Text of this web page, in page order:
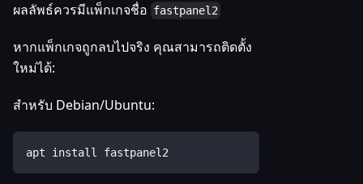
ผลลัพธ์ควรมีแพ็กเกจชื่อ fastpanel2
หากแพ็กเกจถูกลบไปจริง คุณสามารถติดตั้ง
ใหม่ได้:
สำหรับ Debian/Ubuntu:
apt install fastpanel2